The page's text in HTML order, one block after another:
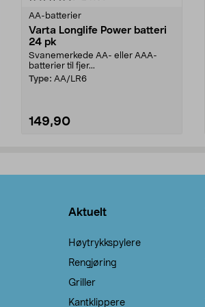
AA-batterier
Varta Longlife Power batteri
24 pk
Svanemerkede AA- eller AAA-
batterier til fjer...
Type: AA/LR6
149,90
Aktuelt
Høytrykkspylere
Rengjøring
Griller
Kantklippere